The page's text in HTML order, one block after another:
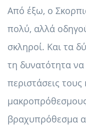
Από έξω, ο
πολύ, αλλά
σκληροί. Και τα
τη δυνατότητα
περιστάσεις
βραχυπρόθεσμα